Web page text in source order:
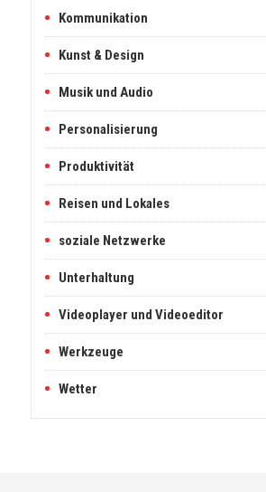
Kommunikation
Kunst & Design
Musik und Audio
Personalisierung
Produktivität
Reisen und Lokales
soziale Netzwerke
Unterhaltung
Videoplayer und Videoeditor
Werkzeuge
Wetter